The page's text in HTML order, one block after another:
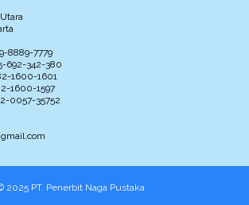
7779
692-342-380
1600-1601
1600-1597
0057-35752
2025 PT. Penerbit Naga Pustaka